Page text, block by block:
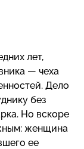
лет,
— чеха
Дело
без
Но вскоре
женщина
ее